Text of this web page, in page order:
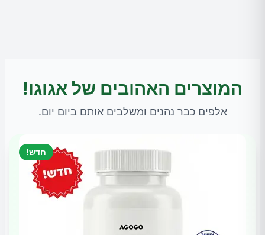
המוצרים האהובים של אגוגו!
אלפים כבר נהנים ומשלבים אותם ביום יום.
חדש!